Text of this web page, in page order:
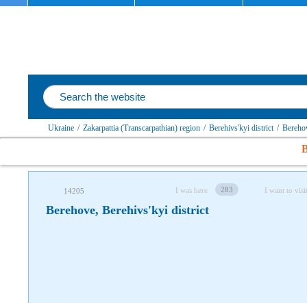
Ukraine / Zakarpattia (Transcarpathian) region / Berehivs'kyi district /
14205 I was here 283 I want to visit
Berehove, Berehivs'kyi district
Follow us on social networks